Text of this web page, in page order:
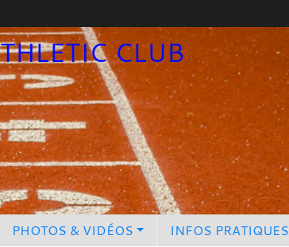
CLUB
PHOTOS & VIDÉOS INFOS PRATIQUES